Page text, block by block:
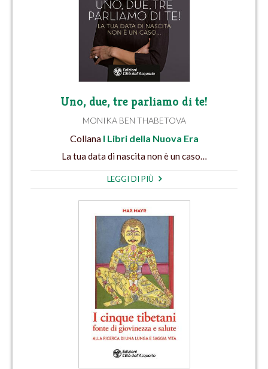
Uno, due, tre parliamo di te!
MONIKA BEN THABETOVA
Collana I Libri della Nuova Era
La tua data di nascita non è un caso…
LEGGI DI PIÙ